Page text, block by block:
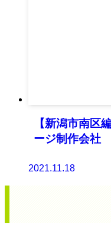
【新潟市南区
ージ制作会社
2021.11.18